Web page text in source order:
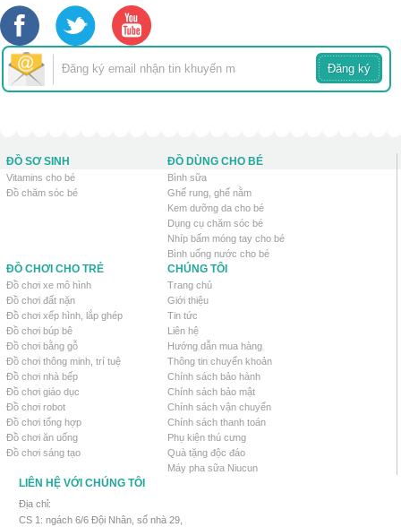
ĐỒ SƠ SINH
Vitamins cho bé
Đồ chăm sóc bé
ĐỒ DÙNG CHO BÉ
Bình sữa
Ghế rung, ghế nằm
Kem dưỡng da cho bé
Dụng cụ chăm sóc bé
Nhíp bấm móng tay cho bé
Bình uống nước cho bé
ĐỒ CHƠI CHO TRẺ
Đồ chơi xe mô hình
Đồ chơi đất nặn
Đồ chơi xếp hình, lắp ghép
Đồ chơi búp bê
Đồ chơi bằng gỗ
Đồ chơi thông minh, trí tuệ
Đồ chơi nhà bếp
Đồ chơi giáo dục
Đồ chơi robot
Đồ chơi tổng hợp
Đồ chơi ăn uống
Đồ chơi sáng tạo
CHÚNG TÔI
Trang chủ
Giới thiệu
Tin tức
Liên hệ
Hướng dẫn mua hàng
Thông tin chuyển khoản
Chính sách bảo hành
Chính sách bảo mật
Chính sách vận chuyển
Chính sách thanh toán
Phụ kiện thú cưng
Quà tặng độc đáo
Máy pha sữa Niucun
LIÊN HỆ VỚI CHÚNG TÔI
Địa chỉ:
CS 1: ngách 6/6 Đội Nhân, số nhà 29,